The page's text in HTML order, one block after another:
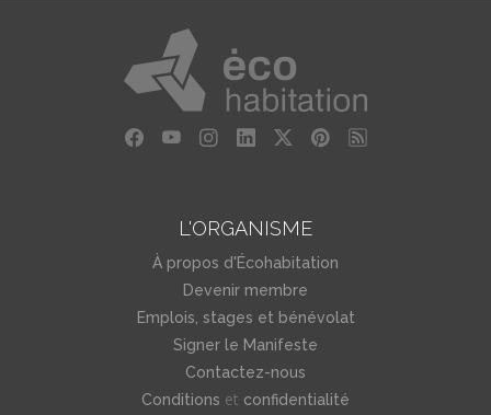
L'ORGANISME
À propos d'Écohabitation
Devenir membre
Emplois, stages et bénévolat
Signer le Manifeste
Contactez-nous
Conditions et confidentialité